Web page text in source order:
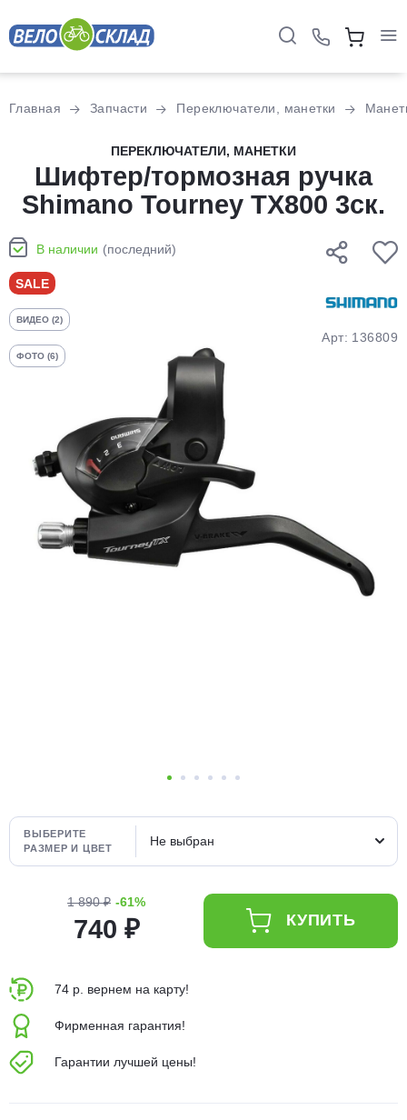
Главная Запчасти Переключатели, манетки
ПЕРЕКЛЮЧАТЕЛИ, МАНЕТКИ
Шифтер/тормозная ручка
Shimano Tourney TX800 3ск.
В наличии (последний)
SALE
ВИДЕО (2)
ФОТО (6)
Арт: 136809
ВЫБЕРИТЕ
РАЗМЕР И ЦВЕТ
Не выбран
1 890 ₽ -61%
740 ₽ КУПИТЬ
74 р. вернем на карту!
Фирменная гарантия!
Гарантии лучшей цены!
Разбейте
оплатуна части
без переплат
График платежей
25%
Добавляйте товары
в корзину
Оплачивайте сегодня только
25% картой любого банка
об оплате Плайтом
25
недели
Остались вопросы?
8 800 302-02-51